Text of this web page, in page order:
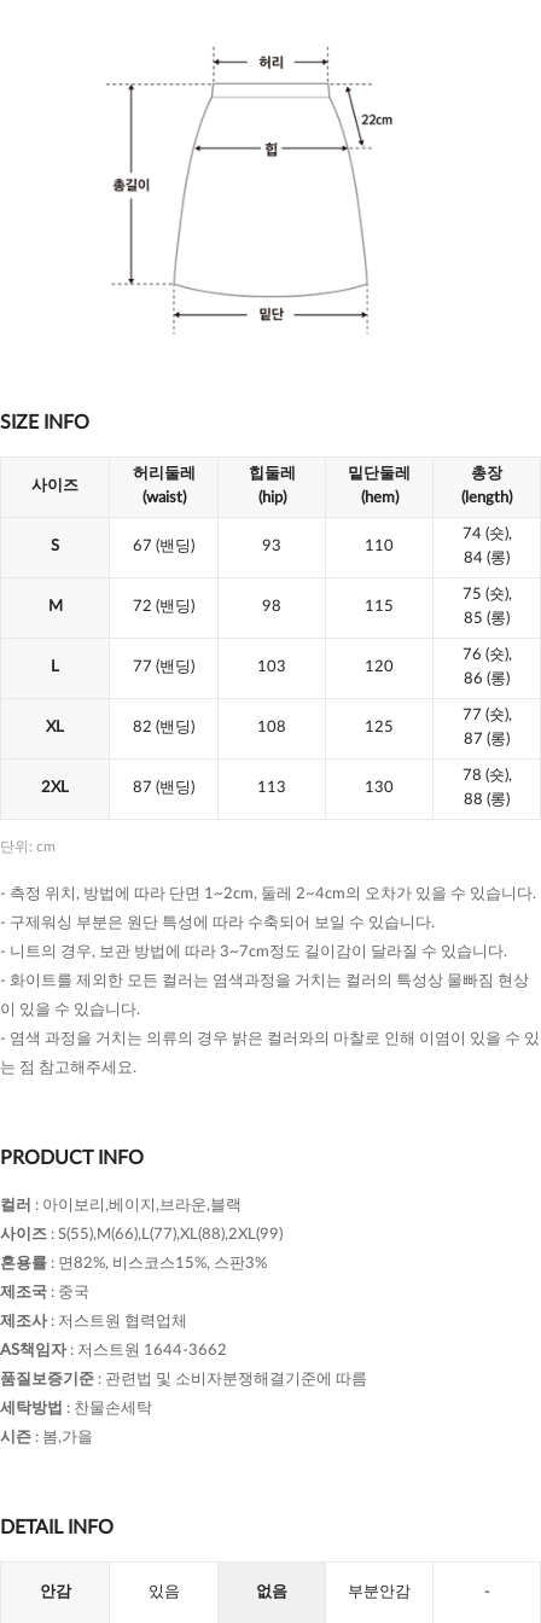
SIZE INFO
사이즈
허리둘레
(waist)
힙둘레
(hip)
밑단둘레
(hem)
총장
(length)
S 67 (밴딩) 93 110
74 (숏),
84 (롱)
M 72 (밴딩) 98 115
75 (숏),
85 (롱)
L 77 (밴딩) 103 120
76 (숏),
86 (롱)
XL 82 (밴딩) 108 125
77 (숏),
87 (롱)
2XL 87 (밴딩) 113 130
78 (숏),
88 (롱)
단위: cm
- 측정 위치, 방법에 따라 단면 1~2cm, 둘레 2~4cm의 오차가 있을 수 있습니다.
- 구제워싱 부분은 원단 특성에 따라 수축되어 보일 수 있습니다.
- 니트의 경우, 보관 방법에 따라 3~7cm정도 길이감이 달라질 수 있습니다.
- 화이트를 제외한 모든 컬러는 염색과정을 거치는 컬러의 특성상 물빠짐 현상
이 있을 수 있습니다.
- 염색 과정을 거치는 의류의 경우 밝은 컬러와의 마찰로 인해 이염이 있을 수 있
는 점 참고해주세요.
PRODUCT INFO
컬러 : 아이보리,베이지,브라운,블랙
사이즈 : S(55),M(66),L(77),XL(88),2XL(99)
혼용률 : 면82%, 비스코스15%, 스판3%
제조국 : 중국
제조사: 저스트원 협력업체
AS책임자: 저스트원 1644-3662
품질보증기준 : 관련법 및 소비자분쟁해결기준에 따름
세탁방법 : 찬물손세탁
시즌 : 봄,가을
DETAIL INFO
안감 있음 없음 부분안감 -